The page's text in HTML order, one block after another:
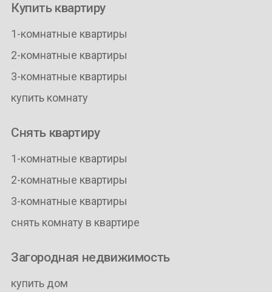
Купить квартиру
1-комнатные квартиры
2-комнатные квартиры
3-комнатные квартиры
купить комнату
Снять квартиру
1-комнатные квартиры
2-комнатные квартиры
3-комнатные квартиры
снять комнату в квартире
Загородная недвижимость
купить дом